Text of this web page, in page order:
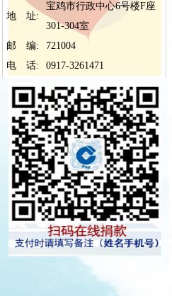
地 址:
宝鸡市行政中心6号楼F座
301-304室
邮 编:
721004
电 话:
0917-3261471